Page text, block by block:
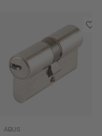
ABUS